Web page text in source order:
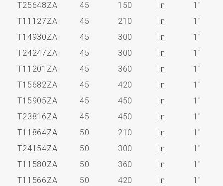
T25648ZA
45 150 In
1"
T11127ZA
45 210 In
1"
T14930ZA
45 300 In
1"
T24247ZA
45 300 In
1"
T11201ZA
45 360 In
1"
T15682ZA
45 420 In
1"
T15905ZA
45 450 In
1"
T23816ZA
45 450 In
1"
T11864ZA
50 210 In
1"
T24154ZA
50 300 In
1"
T11580ZA
50 360 In
1"
T11566ZA
50 420 In
1"